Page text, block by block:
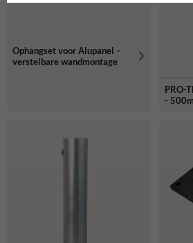
Ophangset voor Alupanel –
verstelbare wandmontage
PRO-
-